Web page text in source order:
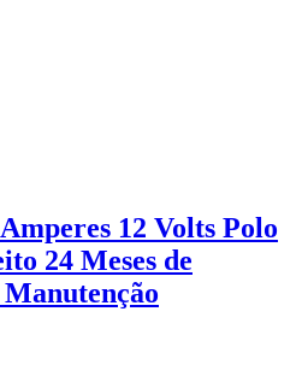
12 Volts Polo
24 Meses de